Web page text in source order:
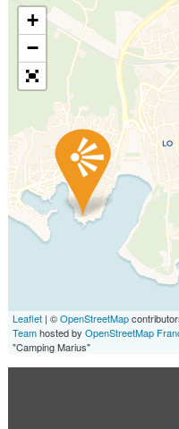
+
−
Leaflet| ©OpenStreetMap
Teamhosted by OpenStreetMap
"Camping Marius"